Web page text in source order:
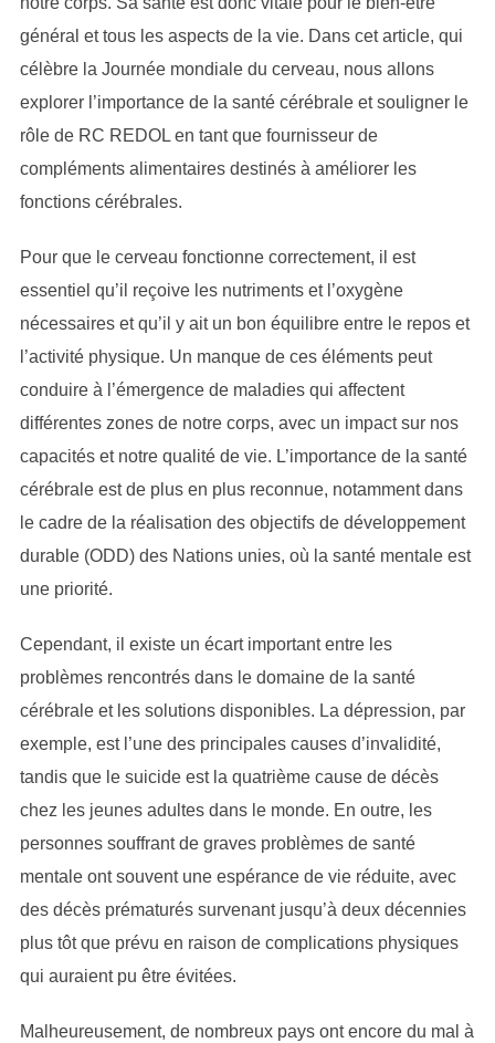
général et tous les aspects de la vie. Dans cet article, qui
célèbre la Journée mondiale du cerveau, nous allons
explorer l’importance de la santé cérébrale et souligner le
rôle de RC REDOL en tant que fournisseur de
compléments alimentaires destinés à améliorer les
fonctions cérébrales.
Pour que le cerveau fonctionne correctement, il est
essentiel qu’il reçoive les nutriments et l’oxygène
nécessaires et qu’il y ait un bon équilibre entre le repos et
l’activité physique. Un manque de ces éléments peut
conduire à l’émergence de maladies qui affectent
différentes zones de notre corps, avec un impact sur nos
capacités et notre qualité de vie. L’importance de la santé
cérébrale est de plus en plus reconnue, notamment dans
le cadre de la réalisation des objectifs de développement
durable (ODD) des Nations unies, où la santé mentale est
une priorité.
Cependant, il existe un écart important entre les
problèmes rencontrés dans le domaine de la santé
cérébrale et les solutions disponibles. La dépression, par
exemple, est l’une des principales causes d’invalidité,
tandis que le suicide est la quatrième cause de décès
chez les jeunes adultes dans le monde. En outre, les
personnes souffrant de graves problèmes de santé
mentale ont souvent une espérance de vie réduite, avec
des décès prématurés survenant jusqu’à deux décennies
plus tôt que prévu en raison de complications physiques
qui auraient pu être évitées.
Malheureusement, de nombreux pays ont encore du mal à